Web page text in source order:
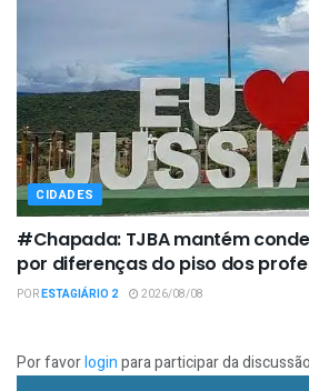
CIDADES
#Chapada: TJBA mantém
por diferenças do piso dos
PORESTAGIÁRIO 2 2026/08/08
Por favorloginpara participar da discussão